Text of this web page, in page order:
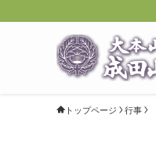
トップページ 行事